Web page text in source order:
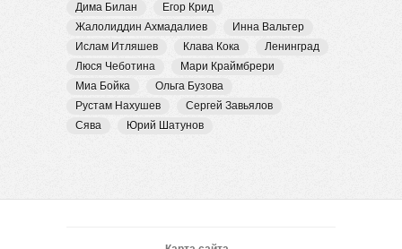
Дима Билан
Егор Крид
Жалолиддин Ахмадалиев
Инна Вальтер
Ислам Итляшев
Клава Кока
Ленинград
Люся Чеботина
Мари Краймбрери
Миа Бойка
Ольга Бузова
Рустам Нахушев
Сергей Завьялов
Сява
Юрий Шатунов